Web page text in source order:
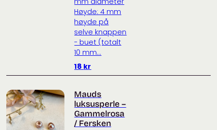
Høyde: 4 mm
høyde på
selve knappen
- buet (totalt
10 mm...
18 kr
Mauds
luksusperle –
Gammelrosa
/ Fersken